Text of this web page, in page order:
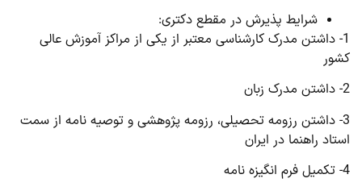
شرایط پذیرش در مقطع دکتری:
1- داشتن مدرک کارشناسی معتبر از یکی از مراکز آموزش عالی
کشور
2- داشتن مدرک زبان
3- داشتن رزومه تحصیلی، رزومه پژوهشی و توصیه نامه از سمت
استاد راهنما در ایران
4- تکمیل فرم انگیزه نامه